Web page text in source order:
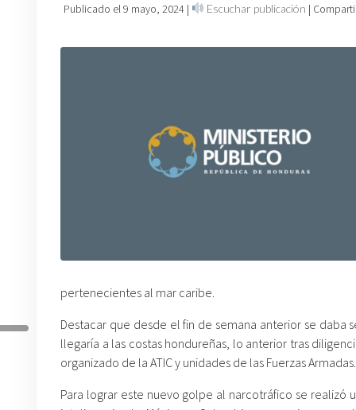
Publicado el 9 mayo, 2024 | Escuchar publicación |
pertenecientes al mar caribe.
Destacar que desde el fin de semana anterior se daba
llegaría a las costas hondureñas, lo anterior tras
organizado de la ATIC y unidades de las Fuerzas Armadas.
Para lograr este nuevo golpe al narcotráfico se